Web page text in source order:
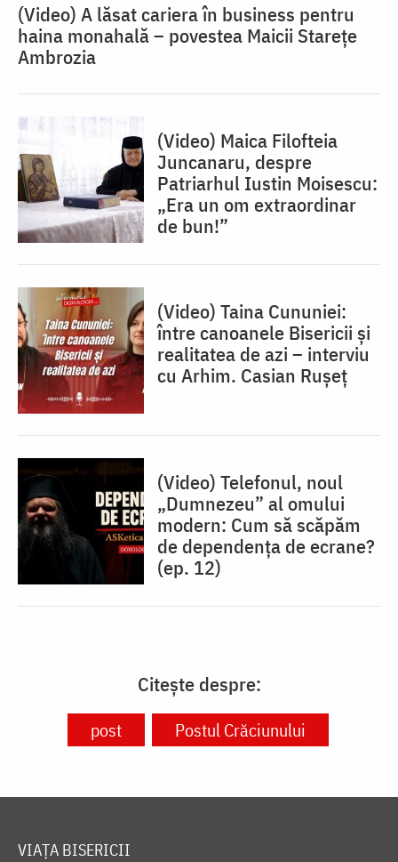
(Video) A lăsat cariera în business pentru
haina monahală – povestea Maicii Starețe
Ambrozia
(Video) Maica Filofteia
Juncanaru, despre
Patriarhul Iustin Moisescu:
„Era un om extraordinar
de bun!”
(Video) Taina Cununiei:
între canoanele Bisericii și
realitatea de azi – interviu
cu Arhim. Casian Rușeț
(Video) Telefonul, noul
„Dumnezeu” al omului
modern: Cum să scăpăm
de dependența de ecrane?
(ep. 12)
Citește despre:
post Postul Crăciunului
VIAȚA BISERICII